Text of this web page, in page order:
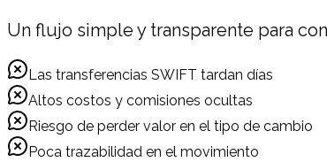
Un flujo simple y transparente para
Las transferencias SWIFT tardan días
Altos costos y comisiones ocultas
Riesgo de perder valor en el tipo de cambio
Poca trazabilidad en el movimiento